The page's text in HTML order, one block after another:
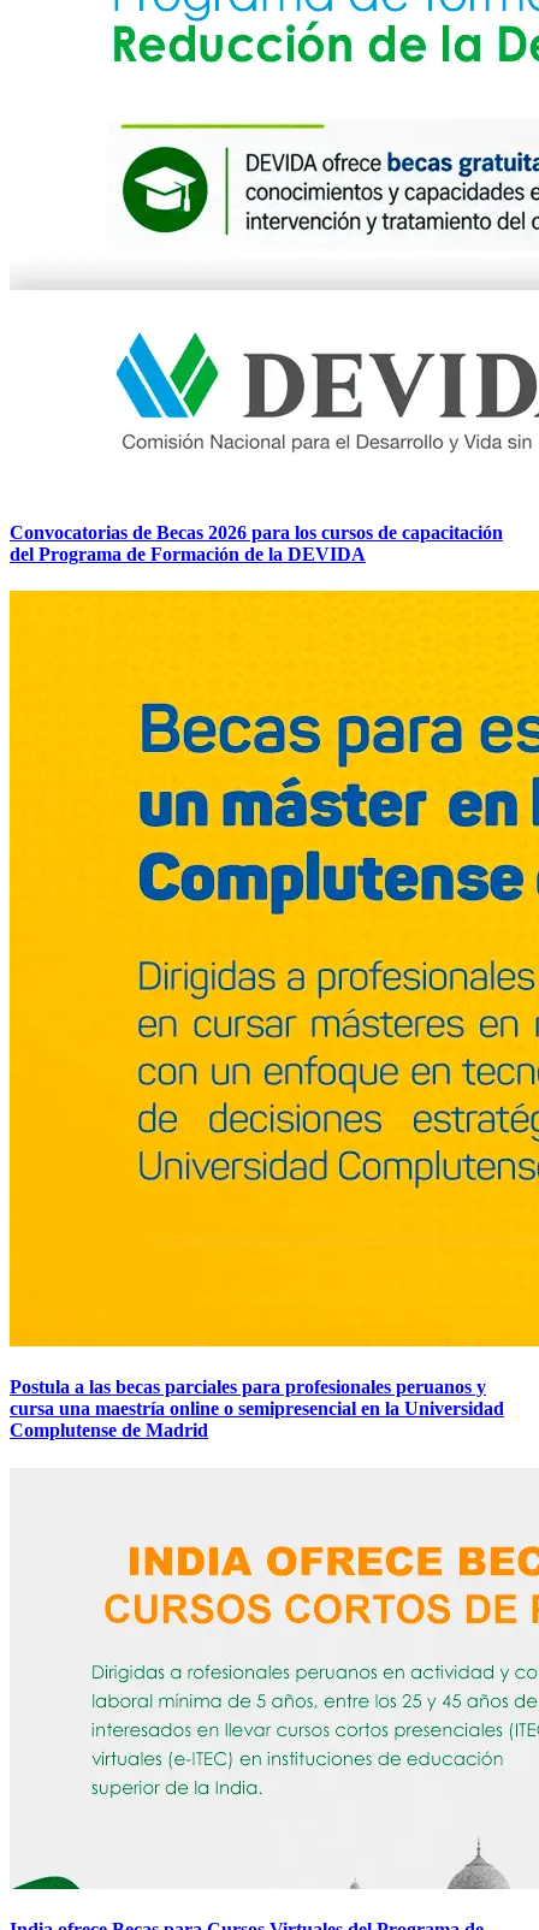
Convocatorias de Becas 2026 para los cursos de capacitación
del Programa de Formación de la DEVIDA
Postula a las becas parciales para profesionales peruanos y
cursa una maestría online o semipresencial en la Universidad
Complutense de Madrid